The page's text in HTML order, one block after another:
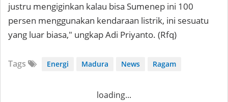
justru mengiginkan kalau bisa Sumenep ini 100
persen menggunakan kendaraan listrik, ini sesuatu
yang luar biasa," ungkap Adi Priyanto. (Rfq)
Tags Energi Madura News Ragam
loading...